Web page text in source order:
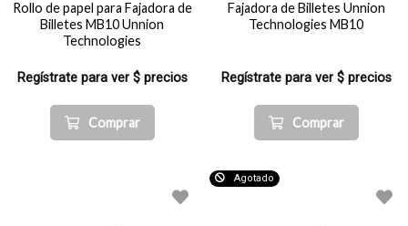
Rollo de papel para Fajadora de
Billetes MB10 Unnion
Technologies
Regístrate para ver $ precios
Comprar
Fajadora de Billetes Unnion
Technologies MB10
Regístrate para ver $ precios
Comprar
Agotado